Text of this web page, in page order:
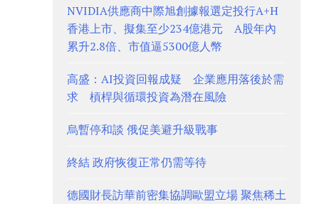
NVIDIA供應商中際旭創據報選定投行A+H
香港上市、擬集至少234億港元 A股年內
累升2.8倍、市值逼5300億人幣
高盛：AI投資回報成疑 企業應用落後於需
求 槓桿與循環投資為潛在風險
烏暫停和談 俄促美避升級戰事
終結 政府恢復正常仍需等待
德國財長訪華前密集協調歐盟立場 聚焦稀土